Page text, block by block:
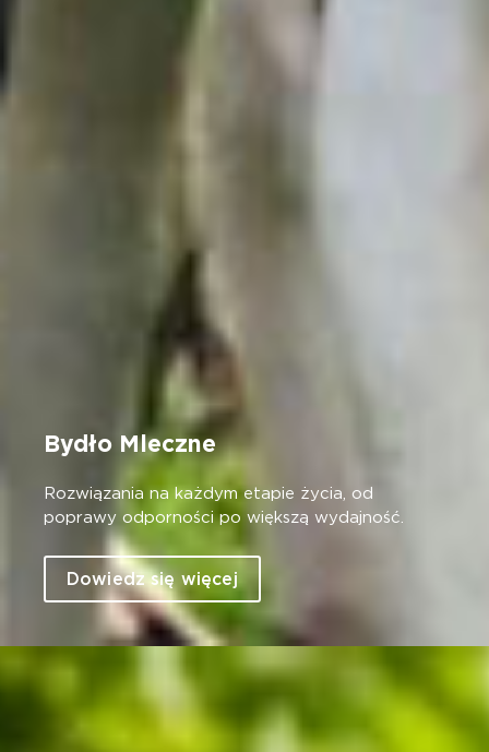
Bydło Mleczne
Rozwiązania na każdym etapie życia, od
poprawy odporności po większą wydajność.
Dowiedz się więcej